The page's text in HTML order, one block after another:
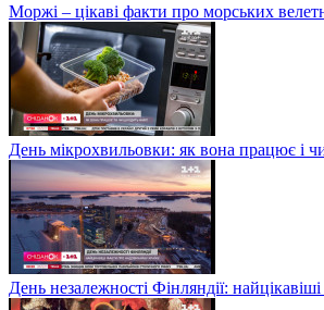
Моржі – цікаві факти про морських
День мікрохвильовки: як вона працює і
День незалежності Фінляндії: